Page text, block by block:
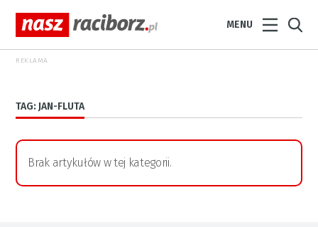
MENU
REKLAMA
TAG: JAN-FLUTA
Brak artykułów w tej kategorii.